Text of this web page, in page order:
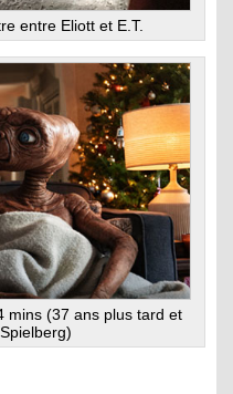
entre Eliott et E.T.
mins (37 ans plus tard et